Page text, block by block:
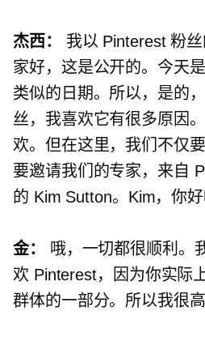
杰西：
我以 Pinterest 粉
家好，这是公开的。今天
类似的日期。所以，是的
丝，我喜欢它有很多原因
欢。但在这里，我们不仅
要邀请我们的专家，来自
的 Kim Sutton。Kim，你好
金：
哦，一切都很顺利。
欢 Pinterest，因为你实际
群体的一部分。所以我很